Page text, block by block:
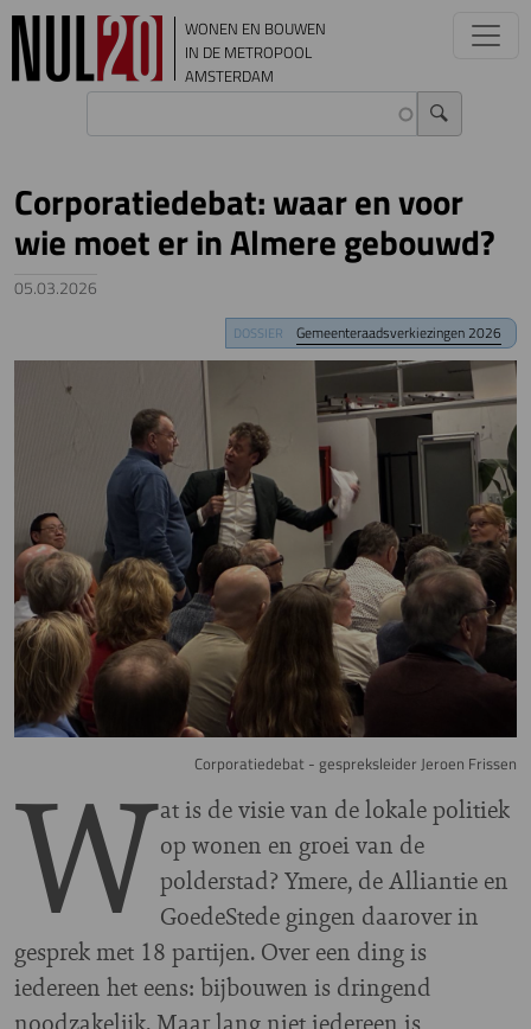
Overslaan en naar de inhoud gaan
WONEN EN BOUWEN
IN DE METROPOOL
AMSTERDAM
Corporatiedebat: waar en voor
wie moet er in Almere gebouwd?
05.03.2026
DOSSIER Gemeenteraadsverkiezingen 2026
Corporatiedebat - gespreksleider Jeroen Frissen
Wat is de visie van de lokale politiek
op wonen en groei van de
polderstad? Ymere, de Alliantie en
GoedeStede gingen daarover in
gesprek met 18 partijen. Over een ding is
iedereen het eens: bijbouwen is dringend